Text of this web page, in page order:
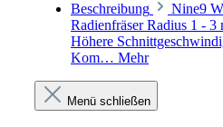
Beschreibung
Nine9
Radienfräser Radius 1 -
Höhere
Kom… Mehr
Menü schließen